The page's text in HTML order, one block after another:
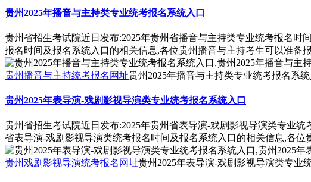
贵州2025年播音与主持类专业统考报名系统入口
贵州省招生考试院近日发布:2025年贵州省播音与主持类专业统考报名
报名时间及报名系统入口的相关信息,各位贵州播音与主持考生可以准备报
贵州播音与主持统考报名网址贵州2025年播音与主持类专业统考报名系
贵州2025年表导演-戏剧影视导演类专业统考报名系统入口
贵州省招生考试院近日发布:2025年贵州省表导演-戏剧影视导演类专业
省表导演-戏剧影视导演类统考报名时间及报名系统入口的相关信息,各位
贵州戏剧影视导演统考报名网址贵州2025年表导演-戏剧影视导演类专业